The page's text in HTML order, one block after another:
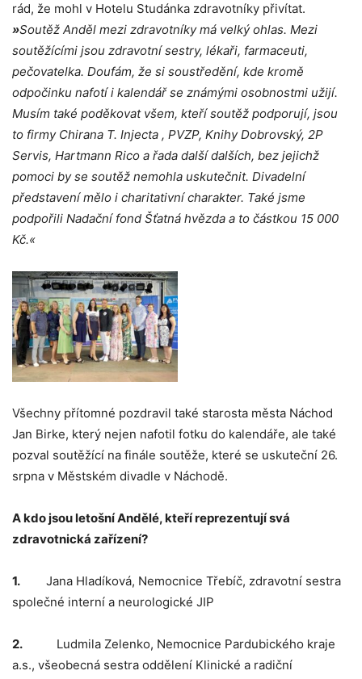
rád, že mohl v Hotelu Studánka zdravotníky přivítat.
»Soutěž Anděl mezi zdravotníky má velký ohlas. Mezi
soutěžícími jsou zdravotní sestry, lékaři, farmaceuti,
pečovatelka. Doufám, že si soustředění, kde kromě
odpočinku nafotí i kalendář se známými osobnostmi užijí.
Musím také poděkovat všem, kteří soutěž podporují, jsou
to firmy Chirana T. Injecta , PVZP, Knihy Dobrovský, 2P
Servis, Hartmann Rico a řada další dalších, bez jejichž
pomoci by se soutěž nemohla uskutečnit. Divadelní
představení mělo i charitativní charakter. Také jsme
podpořili Nadační fond Šťatná hvězda a to částkou 15 000
Kč.«
Všechny přítomné pozdravil také starosta města Náchod
Jan Birke, který nejen nafotil fotku do kalendáře, ale také
pozval soutěžící na finále soutěže, které se uskuteční 26.
srpna v Městském divadle v Náchodě.
A kdo jsou letošní Andělé, kteří reprezentují svá
zdravotnická zařízení?
1.
Jana Hladíková, Nemocnice Třebíč, zdravotní sestra
společné interní a neurologické JIP
2.
Ludmila Zelenko, Nemocnice Pardubického kraje
a.s., všeobecná sestra oddělení Klinické a radiční